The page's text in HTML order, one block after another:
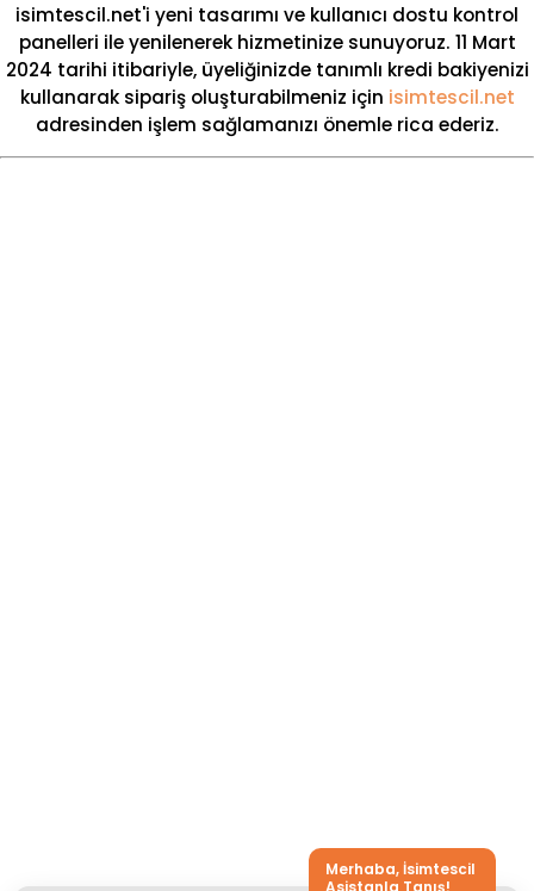
isimtescil.net'i yeni tasarımı ve kullanıcı dostu kontrol
panelleri ile yenilenerek hizmetinize sunuyoruz. 11 Mart
2024 tarihi itibariyle, üyeliğinizde tanımlı kredi bakiyenizi
kullanarak sipariş oluşturabilmeniz için isimtescil.net
adresinden işlem sağlamanızı önemle rica ederiz.